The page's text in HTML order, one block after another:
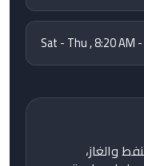
Sat - Thu , 8:20 AM
والغاز،